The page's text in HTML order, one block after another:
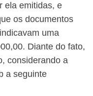
ela emitidas, e
os documentos
uma
Diante do fato,
considerando a
a seguinte